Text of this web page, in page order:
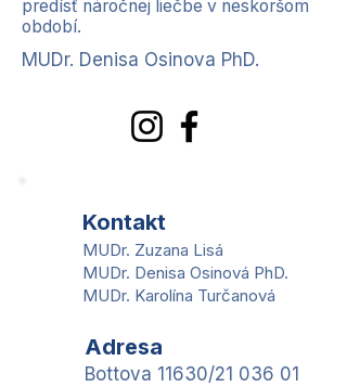
predísť náročnej liečbe v neskoršom
období.
MUDr. Denisa Osinova PhD.
Kontakt
MUDr. Zuzana Lisá
MUDr. Denisa Osinová PhD.
MUDr. Karolína Turčanová
Adresa
Bottova 11630/21 036 01